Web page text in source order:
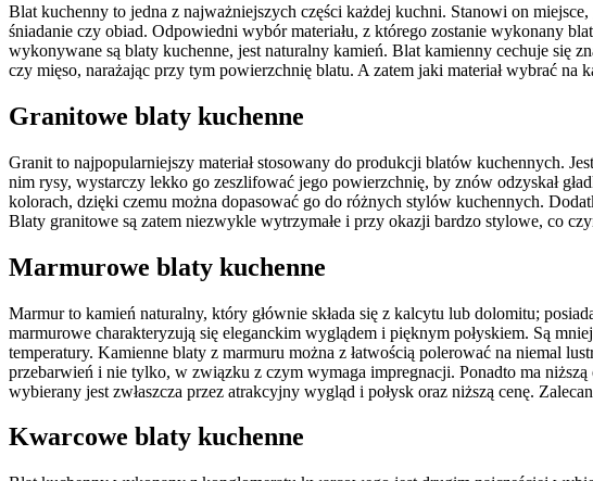
Blat kuchenny to jedna z najważniejszych części każdej kuchni. Stanowi on
śniadanie czy obiad. Odpowiedni wybór materiału, z którego zostanie wykonany
wykonywane są blaty kuchenne, jest naturalny kamień. Blat kamienny cechuje się
czy mięso, narażając przy tym powierzchnię blatu. A zatem jaki materiał wybrać na
Granitowe blaty kuchenne
Granit to najpopularniejszy materiał stosowany do produkcji blatów kuchennych.
nim rysy, wystarczy lekko go zeszlifować jego powierzchnię, by znów odzyskał
kolorach, dzięki czemu można dopasować go do różnych stylów kuchennych.
Blaty granitowe są zatem niezwykle wytrzymałe i przy okazji bardzo stylowe, co
Marmurowe blaty kuchenne
Marmur to kamień naturalny, który głównie składa się z kalcytu lub dolomitu;
marmurowe charakteryzują się eleganckim wyglądem i pięknym połyskiem. Są
temperatury. Kamienne blaty z marmuru można z łatwością polerować na niemal
przebarwień i nie tylko, w związku z czym wymaga impregnacji. Ponadto ma
wybierany jest zwłaszcza przez atrakcyjny wygląd i połysk oraz niższą cenę.
Kwarcowe blaty kuchenne